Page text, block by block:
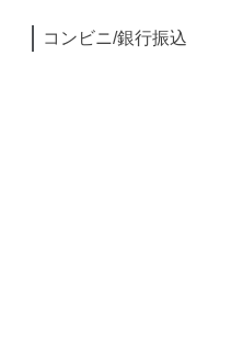
コンビニ/銀行振込